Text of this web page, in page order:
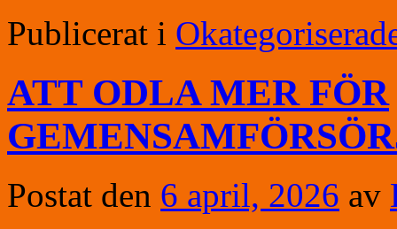
Publicerat i
ATT ODLA MER FÖR
Postat den 6 april, 2026 av